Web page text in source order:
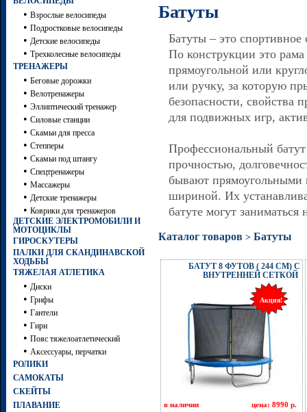
• Взрослые велосипеды
• Подростковые велосипеды
• Детские велосипеды
• Трехколесные велосипеды
ТРЕНАЖЕРЫ
• Беговые дорожки
• Велотренажеры
• Эллиптический тренажер
• Силовые станции
• Скамьи для пресса
• Степперы
• Скамьи под штангу
• Спецтренажеры
• Массажеры
• Детские тренажеры
• Коврики для тренажеров
ДЕТСКИЕ ЭЛЕКТРОМОБИЛИ И
МОТОЦИКЛЫ
ГИРОСКУТЕРЫ
ПАЛКИ ДЛЯ СКАНДИНАВСКОЙ
ХОДЬБЫ
ТЯЖЕЛАЯ АТЛЕТИКА
• Диски
• Грифы
• Гантели
• Гири
• Пояс тяжелоатлетический
• Аксессуары, перчатки
РОЛИКИ
САМОКАТЫ
СКЕЙТЫ
ПЛАВАНИЕ
Батуты
Батуты – это
По конструкции это
прямоугольной или
или ручку, за которую
безопасности, свойства
для подвижных игр,
Профессиональный батут
прочностью,
бывают
шириной. Их
батуте могут заниматься
Каталог товаров > Батуты
БАТУТ 8 ФУТОВ ( 244 СМ) С
ВНУТРЕННЕЙ СЕТКОЙ
Акция!
в наличии цена: 8990 р.